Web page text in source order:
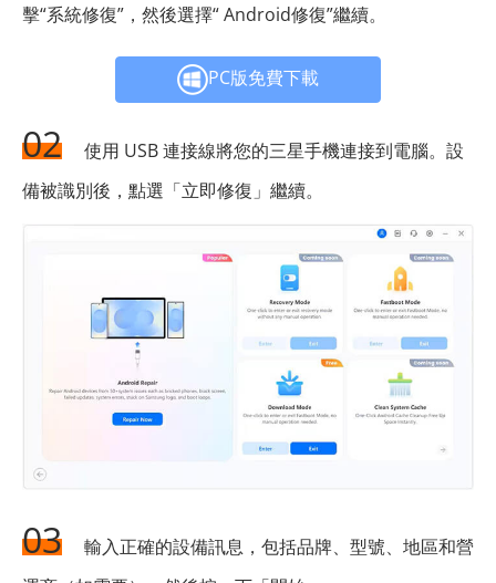
擊“系統修復”，然後選擇“ Android修復”繼續。
PC版免費下載
02
使用 USB 連接線將您的三星手機連接到電腦。設
備被識別後，點選「立即修復」繼續。
03
輸入正確的設備訊息，包括品牌、型號、地區和營